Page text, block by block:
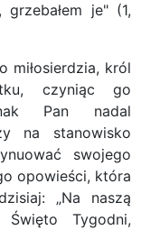
je" (1,
miłosierdzia, król
czyniąc go
Pan nadal
na stanowisko
swojego
opowieści, która
„Na naszą
Tygodni,